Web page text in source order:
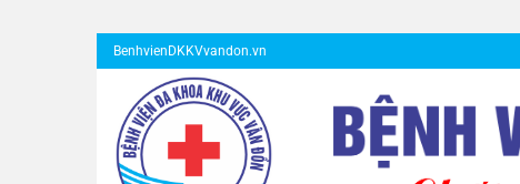
Bỏ
qua
dung
BenhvienDKKVvandon.vn